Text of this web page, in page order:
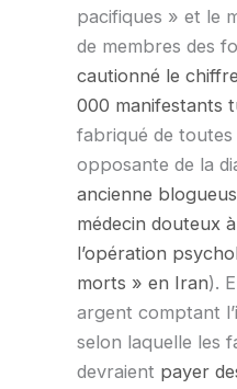
pacifiques » et le
de membres des
cautionné le
000 manifestants
fabriqué de
opposante de la
ancienne
médecin douteux
l’opération
morts » en Iran).
argent comptant
selon laquelle les
devraient payer